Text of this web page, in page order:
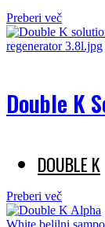
Preberi več
Double K
DOUBLE K
Preberi več